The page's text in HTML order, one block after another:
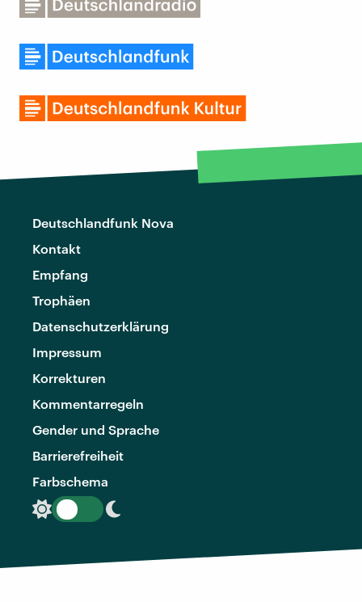
Deutschlandfunk Nova
Kontakt
Empfang
Trophäen
Datenschutzerklärung
Impressum
Korrekturen
Kommentarregeln
Gender und Sprache
Barrierefreiheit
Farbschema